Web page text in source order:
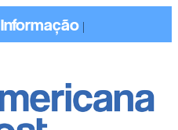
Informação|